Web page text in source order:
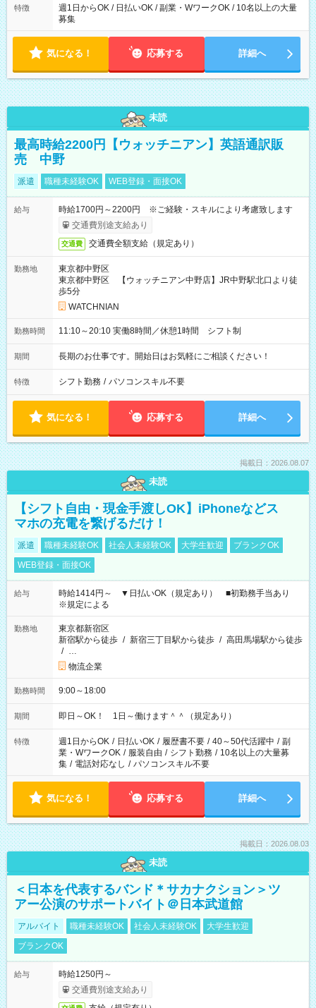
特徴
週1日からOK / 日払いOK / 副業・WワークOK / 10名以上の大量
募集
気になる！ 応募する 詳細へ
未読
最高時給2200円【ウォッチニアン】英語通訳販
売 中野
派遣 職種未経験OK WEB登録・面接OK
給与
時給1700円～2200円 ※ご経験・スキルにより考慮致します
交通費別途支給あり
交通費 交通費全額支給（規定あり）
勤務地
東京都中野区
東京都中野区 【ウォッチニアン中野店】JR中野駅北口より徒
歩5分
WATCHNIAN
勤務時間 11:10～20:10 実働8時間／休憩1時間 シフト制
期間 長期のお仕事です。開始日はお気軽にご相談ください！
特徴 シフト勤務 / パソコンスキル不要
気になる！ 応募する 詳細へ
掲載日：2026.08.07
未読
【シフト自由・現金手渡しOK】iPhoneなどス
マホの充電を繋げるだけ！
派遣 職種未経験OK 社会人未経験OK 大学生歓迎
ブランクOK
WEB登録・面接OK
給与
時給1414円～ ▼日払いOK（規定あり） ■初勤務手当あり
※規定による
勤務地
東京都新宿区
新宿駅から徒歩 / 新宿三丁目駅から徒歩 / 高田馬場駅から徒歩
/ …
物流企業
勤務時間 9:00～18:00
期間 即日～OK！ 1日～働けます＾＾（規定あり）
特徴 週1日からOK / 日払いOK / 履歴書不要 / 40～50代活躍中 / 副
業・WワークOK / 服装自由 / シフト勤務 / 10名以上の大量募
集 / 電話対応なし / パソコンスキル不要
気になる！ 応募する 詳細へ
掲載日：2026.08.03
未読
＜日本を代表するバンド＊サカナクション＞ツ
アー公演のサポートバイト＠日本武道館
アルバイト 職種未経験OK 社会人未経験OK
大学生歓迎
ブランクOK
給与
時給1250円～
交通費別途支給あり